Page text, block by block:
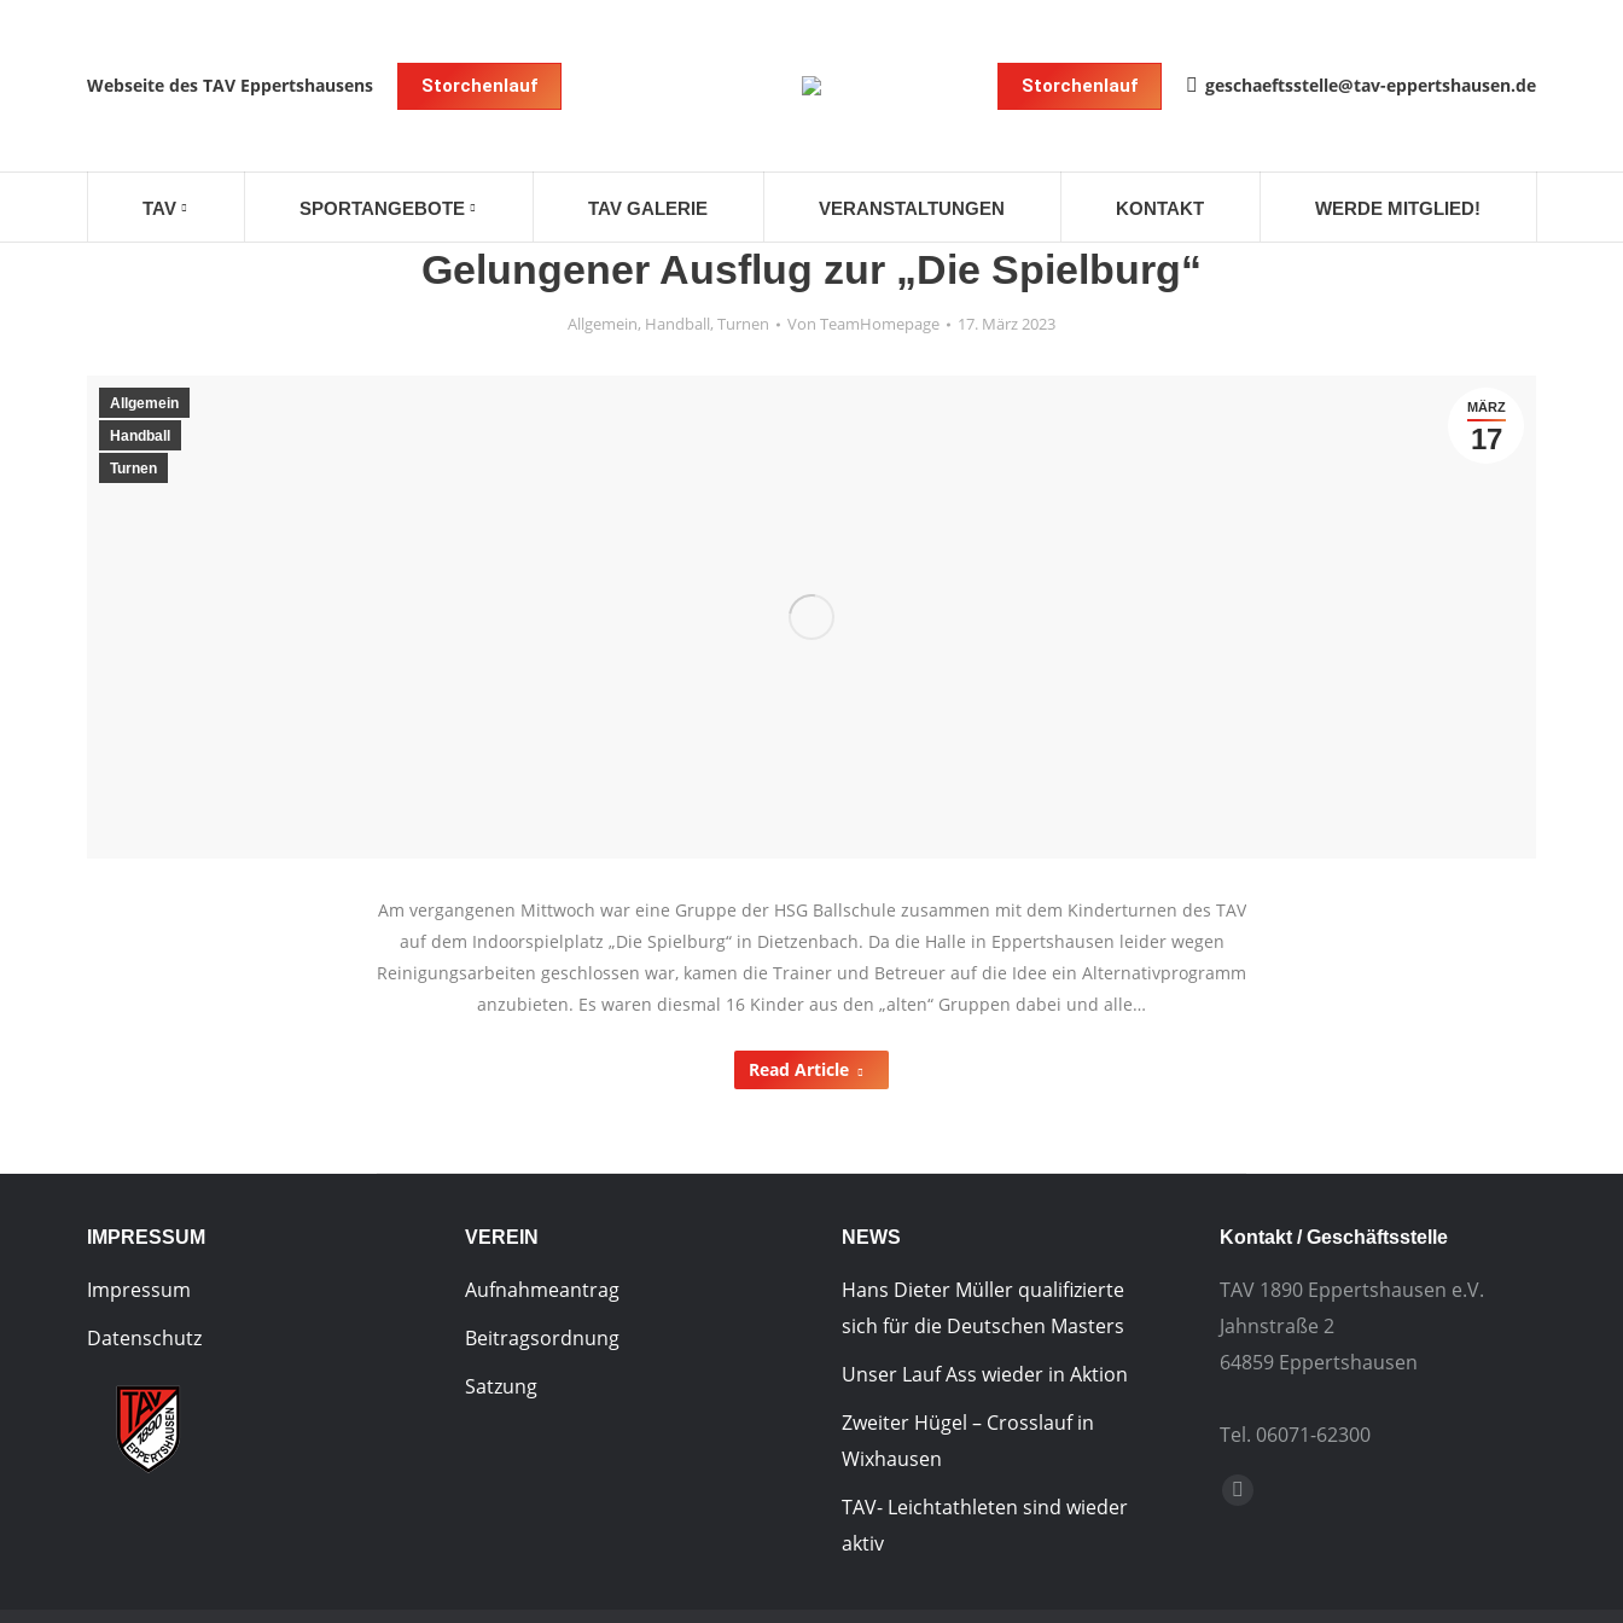
Webseite des TAV Eppertshausens Storchenlauf Storchenlauf geschaeftsstelle@tav-eppertshausen.de
TAV SPORTANGEBOTE TAV GALERIE VERANSTALTUNGEN KONTAKT WERDE MITGLIED!
Gelungener Ausflug zur „Die Spielburg“
Allgemein, Handball, Turnen Von TeamHomepage 17. März 2023
MÄRZ
17
Allgemein
Handball
Turnen
Am vergangenen Mittwoch war eine Gruppe der HSG Ballschule zusammen mit dem Kinderturnen des TAV
auf dem Indoorspielplatz „Die Spielburg“ in Dietzenbach. Da die Halle in Eppertshausen leider wegen
Reinigungsarbeiten geschlossen war, kamen die Trainer und Betreuer auf die Idee ein Alternativprogramm
anzubieten. Es waren diesmal 16 Kinder aus den „alten“ Gruppen dabei und alle…
Read Article
IMPRESSUM
Impressum
Datenschutz
VEREIN
Aufnahmeantrag
Beitragsordnung
Satzung
NEWS
Hans Dieter Müller qualifizierte
sich für die Deutschen Masters
Unser Lauf Ass wieder in Aktion
Zweiter Hügel – Crosslauf in
Wixhausen
TAV- Leichtathleten sind wieder
aktiv
Kontakt / Geschäftsstelle
TAV 1890 Eppertshausen e.V.
Jahnstraße 2
64859 Eppertshausen
Tel. 06071-62300
Finden Sie uns auf:
E-